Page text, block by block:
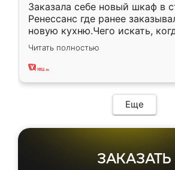
Заказала себе новый шкаф в
Ренессанс где ранее
новую кухню.Чего искать,
вполне довольна. Служит
два года, нареканий нет.
Читать полностью
Еще
ЗАКАЗАТЬ